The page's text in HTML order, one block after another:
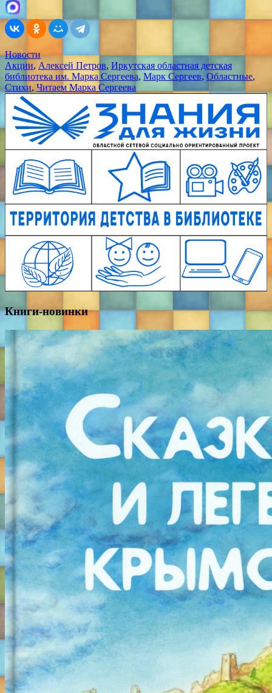
Новости
Акции, Алексей Петров, Иркутская областная детская
библиотека им. Марка Сергеева, Марк Сергеев, Областные,
Стихи, Читаем Марка Сергеева
Книги-новинки